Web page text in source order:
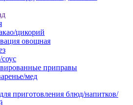
цикорий
овощная
приправы
мед
приготовления блюд/напитков/